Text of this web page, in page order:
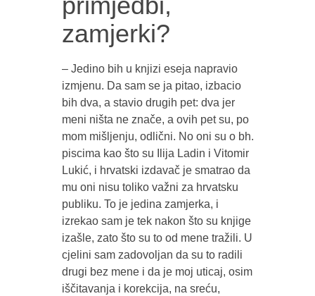
zamjerki?
– Jedino bih u knjizi eseja napravio
izmjenu. Da sam se ja pitao, izbacio
bih dva, a stavio drugih pet: dva jer
meni ništa ne znače, a ovih pet su, po
mom mišljenju, odlični. No oni su o bh.
piscima kao što su Ilija Ladin i Vitomir
Lukić, i hrvatski izdavač je smatrao da
mu oni nisu toliko važni za hrvatsku
publiku. To je jedina zamjerka, i
izrekao sam je tek nakon što su knjige
izašle, zato što su to od mene tražili. U
cjelini sam zadovoljan da su to radili
drugi bez mene i da je moj uticaj, osim
iščitavanja i korekcija, na sreću,